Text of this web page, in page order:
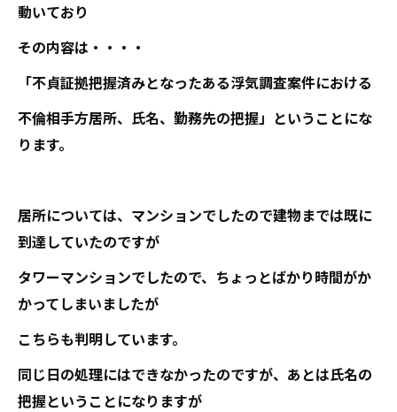
動いており
その内容は・・・・
「不貞証拠把握済みとなったある浮気調査案件における
不倫相手方居所、氏名、勤務先の把握」ということにな
ります。
居所については、マンションでしたので建物までは既に
到達していたのですが
タワーマンションでしたので、ちょっとばかり時間がか
かってしまいましたが
こちらも判明しています。
同じ日の処理にはできなかったのですが、あとは氏名の
把握ということになりますが